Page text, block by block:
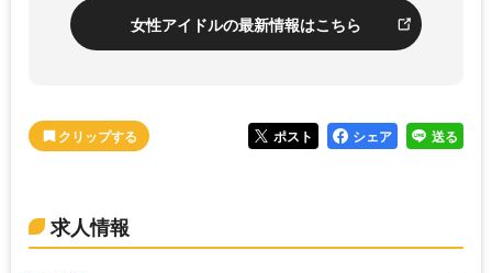
女性アイドルの最新情報はこちら
ポスト シェア 送る
求人情報